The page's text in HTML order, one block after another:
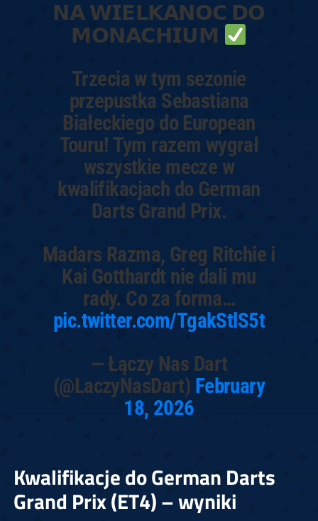
𝗡𝗔 𝗪𝗜𝗘𝗟𝗞𝗔𝗡𝗢𝗖 𝗗𝗢
𝗠𝗢𝗡𝗔𝗖𝗛𝗜𝗨𝗠
Trzecia w tym sezonie
przepustka Sebastiana
Białeckiego do European
Touru! Tym razem wygrał
wszystkie mecze w
kwalifikacjach do German
Darts Grand Prix.
Madars Razma, Greg Ritchie i
Kai Gotthardt nie dali mu
rady. Co za forma…
pic.twitter.com/TgakStlS5t
— Łączy Nas Dart
(@LaczyNasDart) February
18, 2026
Kwalifikacje do German Darts
Grand Prix (ET4) – wyniki